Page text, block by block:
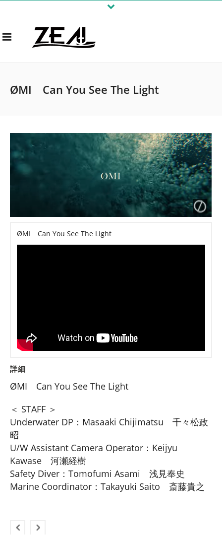
ØMI Can You See The Light
ØMI Can You See The Light
詳細
ØMI Can You See The Light
＜ STAFF ＞
Underwater DP：Masaaki Chijimatsu 千々松政
昭
U/W Assistant Camera Operator：Keijyu
Kawase 河瀬経樹
Safety Diver：Tomofumi Asami 浅見奉史
Marine Coordinator：Takayuki Saito 斎藤貴之